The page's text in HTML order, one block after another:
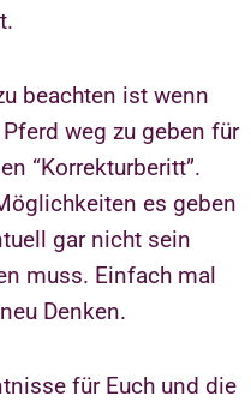
.
beachten ist wenn
weg zu geben für
“Korrekturberitt”.
es geben
gar nicht sein
muss. Einfach mal
Denken.
für Euch und die